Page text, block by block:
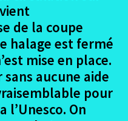
Garonne Midi
et Midi
Ouvrir
de la coupe
halage est fermé
mise en place.
aucune aide
pour
l’Unesco. On